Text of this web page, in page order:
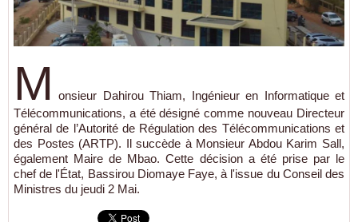
M
onsieur Dahirou Thiam, Ingénieur en Informatique et
Télécommunications, a été désigné comme nouveau Directeur
général de l’Autorité de Régulation des Télécommunications et
des Postes (ARTP). Il succède à Monsieur Abdou Karim Sall,
également Maire de Mbao. Cette décision a été prise par le
chef de l'État, Bassirou Diomaye Faye, à l'issue du Conseil des
Ministres du jeudi 2 Mai.